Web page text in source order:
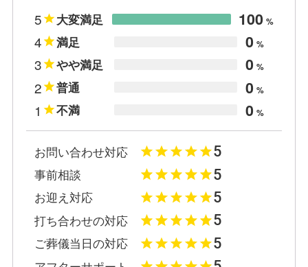
5 大変満足 100 %
4 満足 0 %
3 やや満足 0 %
2 普通 0 %
1 不満 0 %
お問い合わせ対応 5
事前相談 5
お迎え対応 5
打ち合わせの対応 5
ご葬儀当日の対応 5